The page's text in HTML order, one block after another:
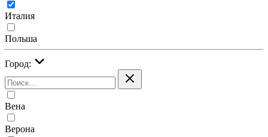
Италия
Польша
Город:
Вена
Верона